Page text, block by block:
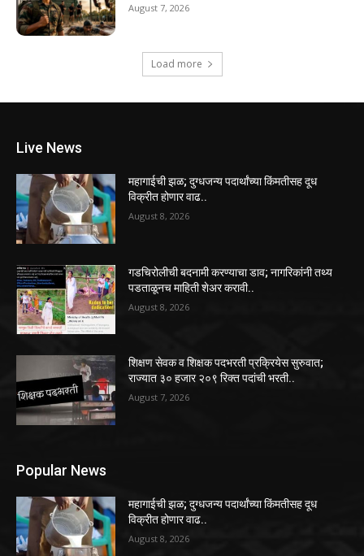
August 7, 2026
Load more
Live News
महागाईची झळ; दुग्धजन्य पदार्थांच्या किंमतीसह दूध
विक्रीत होणार वाढ..
August 8, 2026
गडचिरोलीची बदनामी करण्याचा डाव; नागरिकांनी तथ्य
पडताळूनच माहिती शेअर करावी..
August 8, 2026
शिक्षण सेवक व शिक्षक पदभरती प्रक्रियेस सुरुवात;
राज्यात ३० हजार २०९ रिक्त पदांची भरती..
August 7, 2026
Popular News
महागाईची झळ; दुग्धजन्य पदार्थांच्या किंमतीसह दूध
विक्रीत होणार वाढ..
August 8, 2026